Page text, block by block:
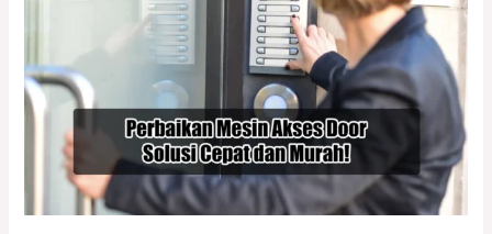
Solusi
Cepat
dan
Murah!